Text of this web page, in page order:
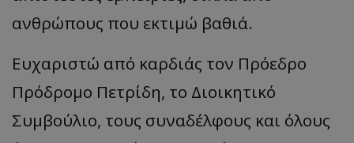
ανθρώπους που εκτιμώ βαθιά.
Ευχαριστώ από καρδιάς τον Πρόεδρο
Πρόδρομο Πετρίδη, το Διοικητικό
Συμβούλιο, τους συναδέλφους και όλους